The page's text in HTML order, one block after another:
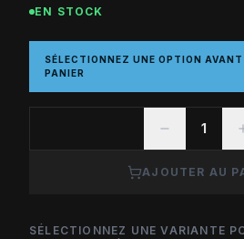
EN STOCK
SÉLECTIONNEZ UNE OPTION
PANIER
1
AJOUTER AU
SÉLECTIONNEZ UNE VARIANTE